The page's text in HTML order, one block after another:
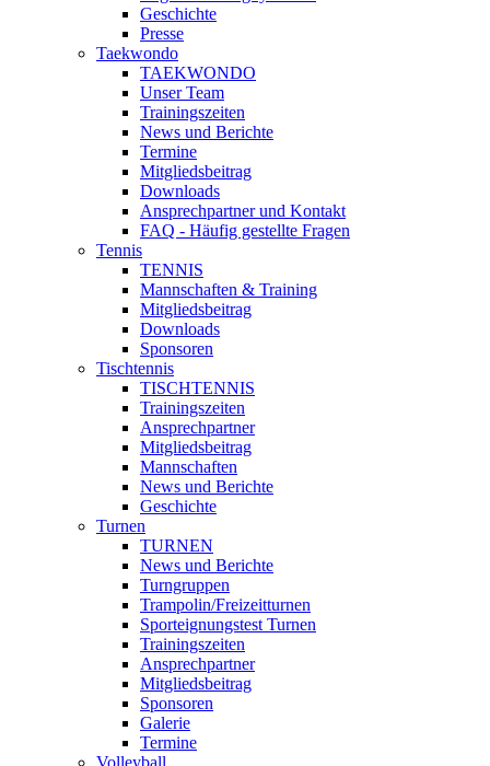
Geschichte
Presse
Taekwondo
TAEKWONDO
Unser Team
Trainingszeiten
News und Berichte
Termine
Mitgliedsbeitrag
Downloads
Ansprechpartner und Kontakt
FAQ - Häufig gestellte Fragen
Tennis
TENNIS
Mannschaften & Training
Mitgliedsbeitrag
Downloads
Sponsoren
Tischtennis
TISCHTENNIS
Trainingszeiten
Ansprechpartner
Mitgliedsbeitrag
Mannschaften
News und Berichte
Geschichte
Turnen
TURNEN
News und Berichte
Turngruppen
Trampolin/Freizeitturnen
Sporteignungstest Turnen
Trainingszeiten
Ansprechpartner
Mitgliedsbeitrag
Sponsoren
Galerie
Termine
Volleyball